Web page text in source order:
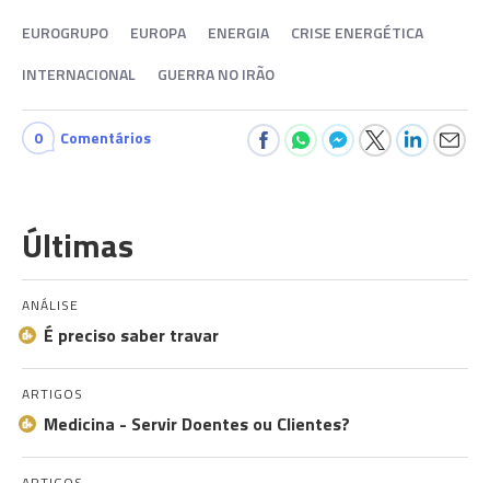
EUROGRUPO EUROPA ENERGIA
CRISE ENERGÉTICA
INTERNACIONAL
GUERRA NO IRÃO
0 Comentários
Últimas
ANÁLISE
É preciso saber travar
ARTIGOS
Medicina - Servir Doentes ou Clientes?